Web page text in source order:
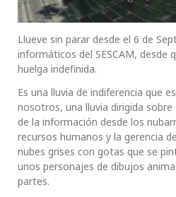
Llueve sin parar desde el 6 de
informáticos del SESCAM, desde
huelga indefinida.
Es una lluvia de indiferencia que
nosotros, una lluvia dirigida
de la información desde los
recursos humanos y la gerencia
nubes grises con gotas que se
unos personajes de dibujos
partes.